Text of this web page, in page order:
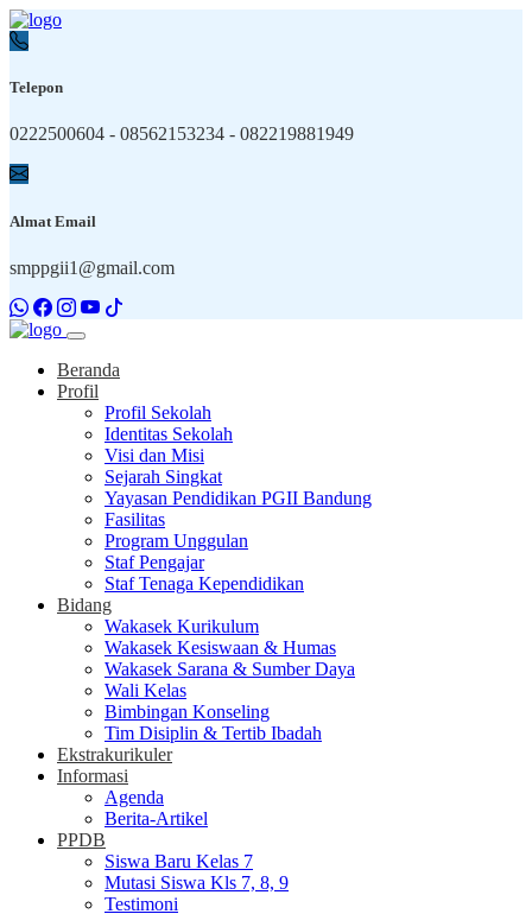
Telepon
0222500604 - 08562153234 - 082219881949
Almat Email
smppgii1@gmail.com
Beranda
Profil
Profil Sekolah
Identitas Sekolah
Visi dan Misi
Sejarah Singkat
Yayasan Pendidikan PGII Bandung
Fasilitas
Program Unggulan
Staf Pengajar
Staf Tenaga Kependidikan
Bidang
Wakasek Kurikulum
Wakasek Kesiswaan & Humas
Wakasek Sarana & Sumber Daya
Wali Kelas
Bimbingan Konseling
Tim Disiplin & Tertib Ibadah
Ekstrakurikuler
Informasi
Agenda
Berita-Artikel
PPDB
Siswa Baru Kelas 7
Mutasi Siswa Kls 7, 8, 9
Testimoni